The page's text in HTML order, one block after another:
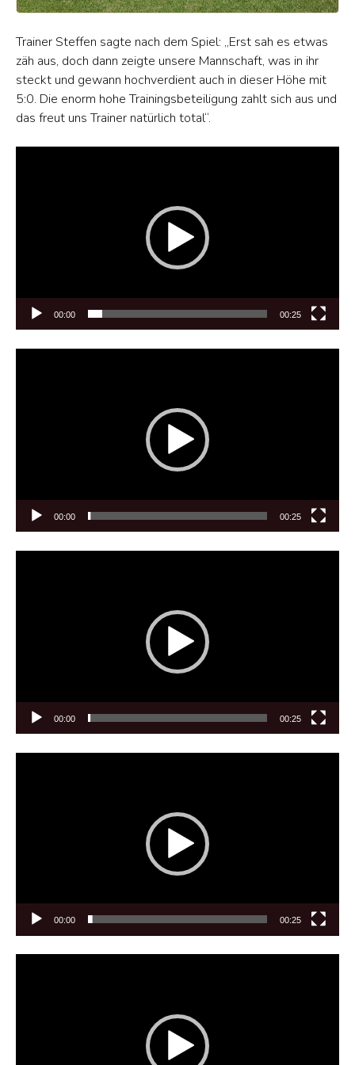
Trainer Steffen sagte nach dem Spiel: „Erst sah es etwas
zäh aus, doch dann zeigte unsere Mannschaft, was in ihr
steckt und gewann hochverdient auch in dieser Höhe mit
5:0. Die enorm hohe Trainingsbeteiligung zahlt sich aus und
das freut uns Trainer natürlich total“.
00:00 00:25
00:00 00:25
00:00 00:25
00:00 00:25